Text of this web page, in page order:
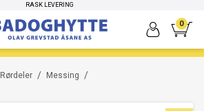
RASK LEVERING
0
/
Rørdeler /
Messing
-60%